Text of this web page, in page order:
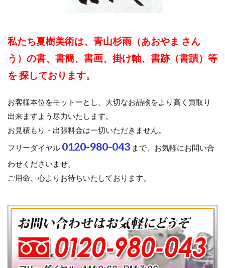
私たち夏樹美術は、青山杉雨（あおやま さん
う）の書、書簡、書画、掛け軸、書跡（書蹟）等
を 探しております。
お客様本位をモットーとし、大切なお品物をより高く買取り
出来ますよう尽力いたします。
お見積もり・出張料金は一切いただきません。
フリーダイヤル 0120-980-043 まで、お気軽にお問い合
わせくださいませ。
ご用命、心よりお待ちいたしております。